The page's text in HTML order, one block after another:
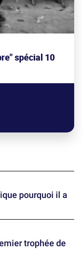
spécial 10
pourquoi il a
trophée de